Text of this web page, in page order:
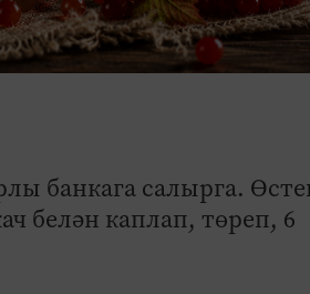
банкага салырга.
белән каплап, төреп, 6